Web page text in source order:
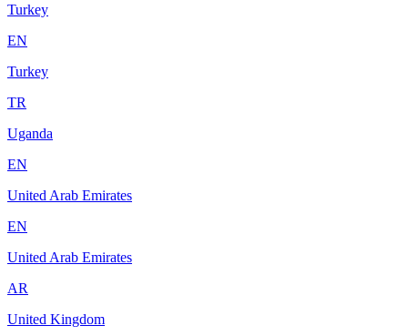
Turkey
EN
Turkey
TR
Uganda
EN
United Arab Emirates
EN
United Arab Emirates
AR
United Kingdom